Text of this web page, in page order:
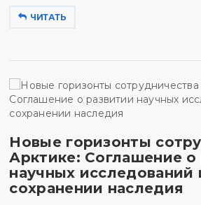
ЧИТАТЬ
Новые горизонты
Арктике: Соглашение о
научных исследований
сохранении наследия